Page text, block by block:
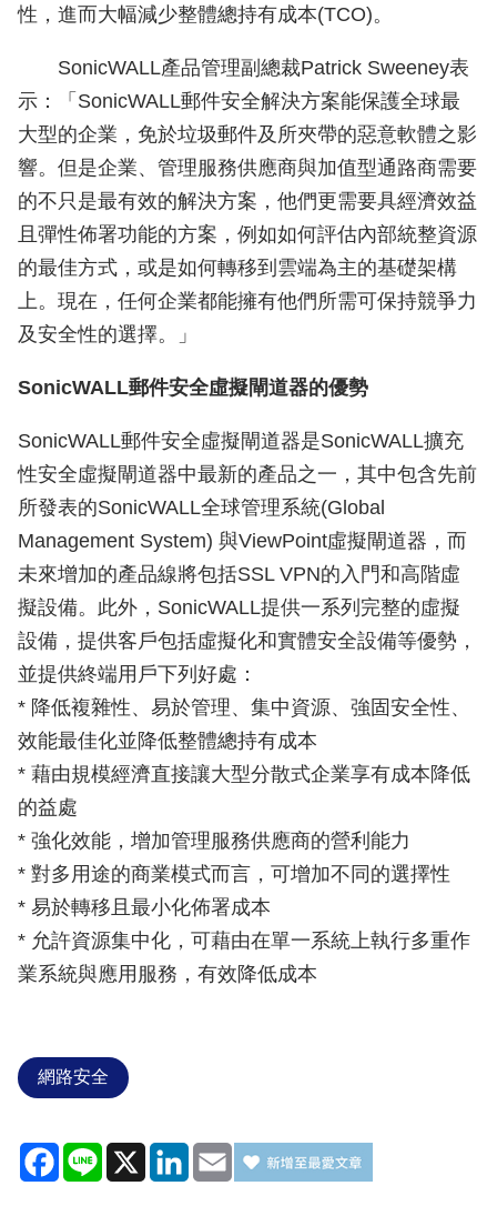
性，進而大幅減少整體總持有成本(TCO)。
SonicWALL產品管理副總裁Patrick Sweeney表
示：「SonicWALL郵件安全解決方案能保護全球最
大型的企業，免於垃圾郵件及所夾帶的惡意軟體之影
響。但是企業、管理服務供應商與加值型通路商需要
的不只是最有效的解決方案，他們更需要具經濟效益
且彈性佈署功能的方案，例如如何評估內部統整資源
的最佳方式，或是如何轉移到雲端為主的基礎架構
上。現在，任何企業都能擁有他們所需可保持競爭力
及安全性的選擇。」
SonicWALL郵件安全虛擬閘道器的優勢
SonicWALL郵件安全虛擬閘道器是SonicWALL擴充
性安全虛擬閘道器中最新的產品之一，其中包含先前
所發表的SonicWALL全球管理系統(Global
Management System) 與ViewPoint虛擬閘道器，而
未來增加的產品線將包括SSL VPN的入門和高階虛
擬設備。此外，SonicWALL提供一系列完整的虛擬
設備，提供客戶包括虛擬化和實體安全設備等優勢，
並提供終端用戶下列好處：
* 降低複雜性、易於管理、集中資源、強固安全性、
效能最佳化並降低整體總持有成本
* 藉由規模經濟直接讓大型分散式企業享有成本降低
的益處
* 強化效能，增加管理服務供應商的營利能力
* 對多用途的商業模式而言，可增加不同的選擇性
* 易於轉移且最小化佈署成本
* 允許資源集中化，可藉由在單一系統上執行多重作
業系統與應用服務，有效降低成本
網路安全
Facebook
Line X LinkedIn
Email